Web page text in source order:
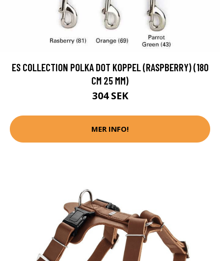
ES COLLECTION POLKA DOT KOPPEL (RASPBERRY) (180
CM 25 MM)
304 SEK
MER INFO!